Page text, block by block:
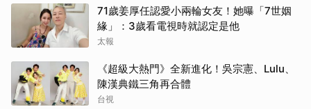
71歲姜厚任認愛小兩輪女友！她曝「7世姻
緣」：3歲看電視時就認定是他
太報
《超級大熱門》全新進化！吳宗憲、Lulu、
陳漢典鐵三角再合體
台視